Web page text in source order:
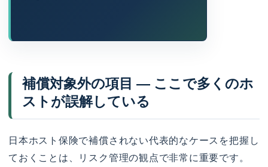
補償対象外の項目 — ここで多くのホ
ストが誤解している
日本ホスト保険で補償されない代表的なケースを把握し
ておくことは、リスク管理の観点で非常に重要です。